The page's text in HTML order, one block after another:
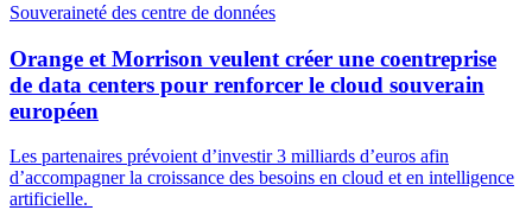
Souveraineté des centre de données
Orange et Morrison veulent créer une coentreprise
de data centers pour renforcer le cloud souverain
européen
Les partenaires prévoient d’investir 3 milliards d’euros afin
d’accompagner la croissance des besoins en cloud et en intelligence
artificielle.